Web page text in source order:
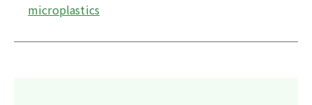
microplastics